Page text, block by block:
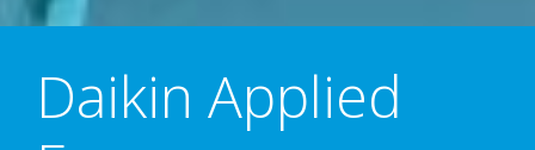
Daikin Applied